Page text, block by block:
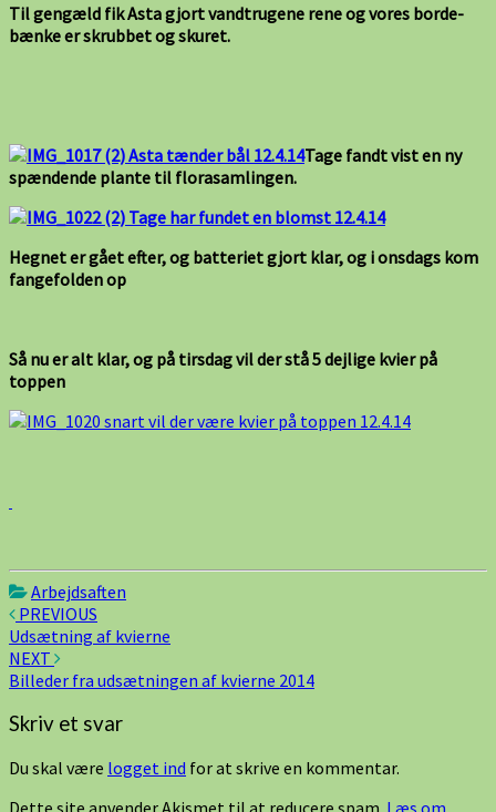
Til gengæld fik Asta gjort vandtrugene rene og vores borde-
bænke er skrubbet og skuret.
Tage fandt vist en ny
spændende plante til florasamlingen.
Hegnet er gået efter, og batteriet gjort klar, og i onsdags kom
fangefolden op
Så nu er alt klar, og på tirsdag vil der stå 5 dejlige kvier på
toppen
Arbejdsaften
Post
navigation
PREVIOUS
Udsætning af kvierne
NEXT
Billeder fra udsætningen af kvierne 2014
Skriv et svar
Du skal være logget ind for at skrive en kommentar.